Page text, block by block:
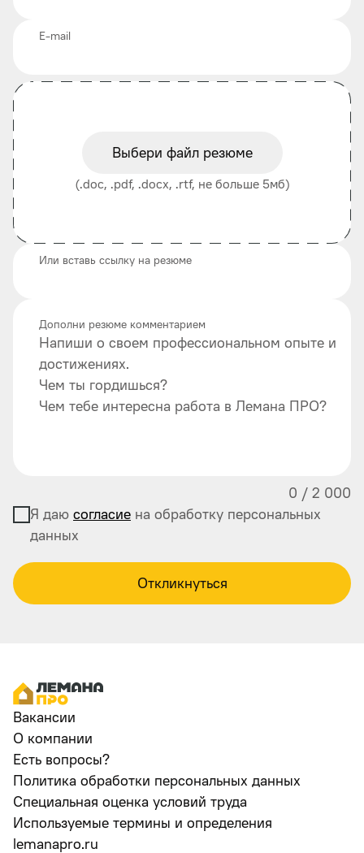
E-mail
Выбери файл резюме
(.doc, .pdf, .docx, .rtf, не больше 5мб)
Или вставь ссылку на резюме
Напиши о своем профессиональном опыте и
достижениях.
Чем ты гордишься?
Чем тебе интересна работа в Лемана ПРО?
Дополни резюме комментарием
0 / 2 000
Я даю согласие на обработку персональных
данных
Откликнуться
Вакансии
О компании
Есть вопросы?
Политика обработки персональных данных
Специальная оценка условий труда
Используемые термины и определения
lemanapro.ru